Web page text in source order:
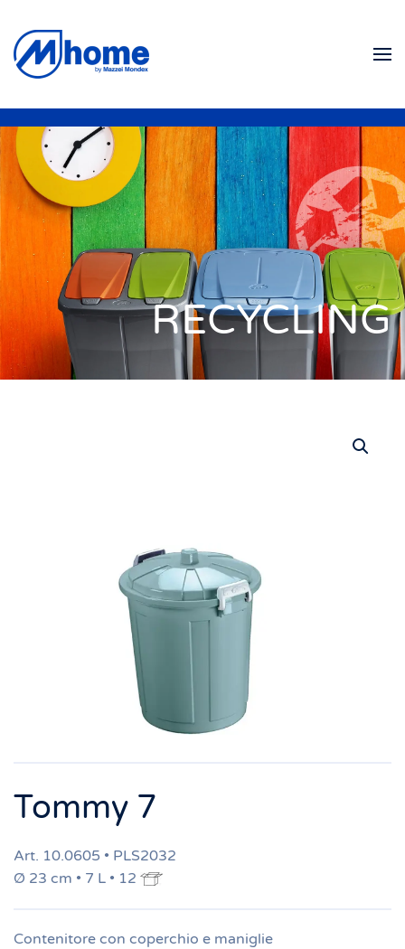
Zum Hauptinhalt springen
RECYCLING
Tommy 7
Art. 10.0605 • PLS2032
Ø 23 cm • 7 L • 12
Contenitore con coperchio e maniglie